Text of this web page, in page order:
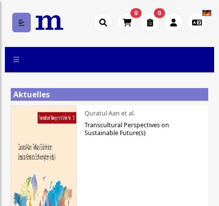
0 0
Aktuelles
Quratul Aan et al.
Transcultural Perspectives on
Sustainable Future(s)